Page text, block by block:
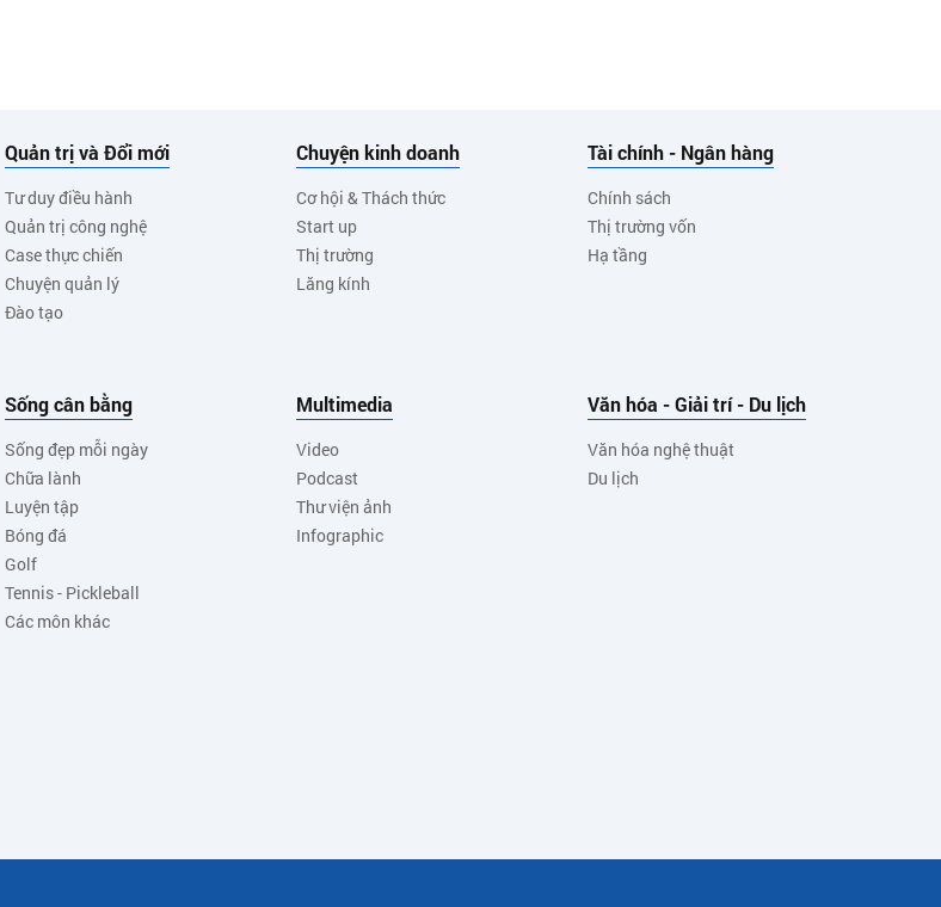
Quản trị và Đổi mới
Tư duy điều hành
Quản trị công nghệ
Case thực chiến
Chuyện quản lý
Đào tạo
Chuyện kinh doanh
Cơ hội & Thách thức
Start up
Thị trường
Lăng kính
Tài chính - Ngân hàng
Chính sách
Thị trường vốn
Hạ tầng
Sống cân bằng
Sống đẹp mỗi ngày
Chữa lành
Luyện tập
Bóng đá
Golf
Tennis - Pickleball
Các môn khác
Multimedia
Video
Podcast
Thư viện ảnh
Infographic
Văn hóa - Giải trí - Du lịch
Văn hóa nghệ thuật
Du lịch